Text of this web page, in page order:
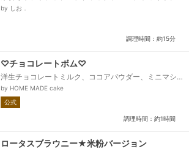
ョコ、ストロベリーチョコ
by しお．
調理時間：約15分
♡チョコレートボム♡
洋生チョコレートミルク、ココアパウダー、ミニマシ
ュマロ、デコペン、ホワイト、アラザン等お好みのト
ッピング材...
by HOME MADE cake
公式
調理時間：約1時間
ロータスブラウニー★米粉バージョン